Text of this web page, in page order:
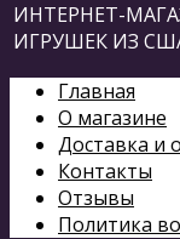
ИНТЕРНЕТ-
ИГРУШЕК ИЗ
Главная
О магазине
Доставка и
Контакты
Отзывы
Политика